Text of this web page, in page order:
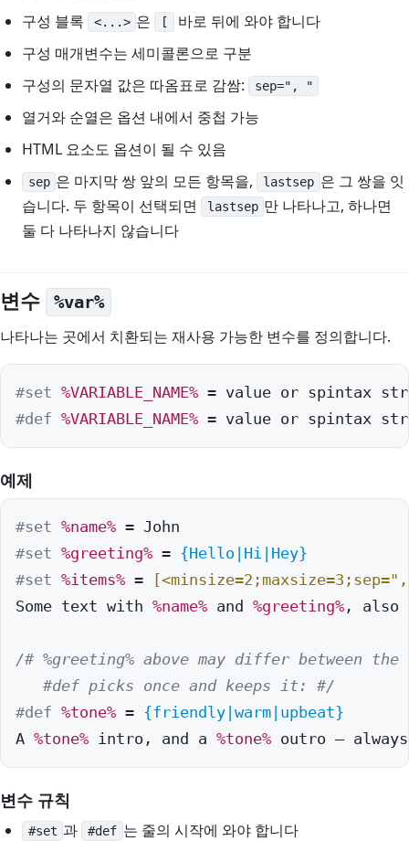
구성 블록 <...> 은 [
바로 뒤에 와야 합니다
구성 매개변수는 세미콜론으로 구분
구성의 문자열 값은 따옴표로 감쌈:
sep=", "
열거와 순열은 옵션 내에서 중첩 가능
HTML 요소도 옵션이 될 수 있음
sep 은 마지막 쌍 앞의 모든 항목을, lastsep 은 그 쌍을 잇
습니다. 두 항목이 선택되면
lastsep 만 나타나고, 하나면
둘 다 나타나지 않습니다
변수 %var%
나타나는 곳에서 치환되는 재사용 가능한 변수를 정의합니다.
#set %VARIABLE_NAME%
#def %VARIABLE_NAME% = value or spintax
예제
#set %name%
#set %greeting% = {Hello|Hi|Hey}
#set %items% =
Some text with %name% and %greeting% , also
/# %greeting% above may differ between
   #def picks once and keeps it: #/
#def %tone% = {friendly|warm|upbeat}
A %tone% intro, and a %tone% outro —
변수 규칙
#set 과 #def 는 줄의 시작에 와야 합니다